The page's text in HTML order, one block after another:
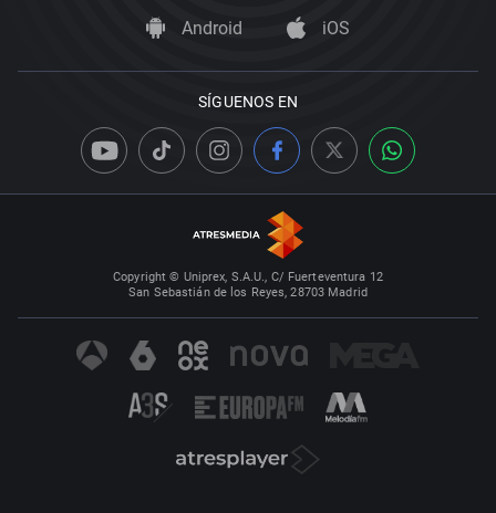
Android iOS
SÍGUENOS EN
Copyright © Uniprex, S.A.U., C/ Fuerteventura 12
San Sebastián de los Reyes, 28703 Madrid